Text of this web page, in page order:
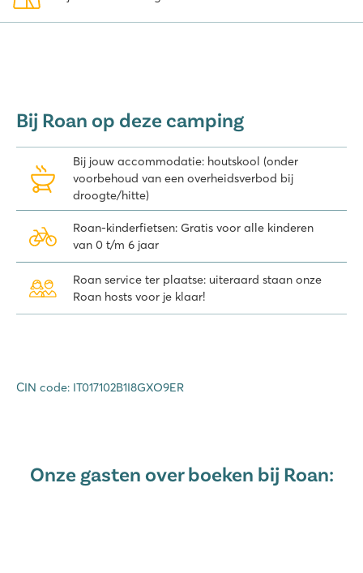
Bij Roan op deze camping
Bij jouw accommodatie: houtskool (onder
voorbehoud van een overheidsverbod bij
droogte/hitte)
Roan-kinderfietsen: Gratis voor alle kinderen
van 0 t/m 6 jaar
Roan service ter plaatse: uiteraard staan onze
Roan hosts voor je klaar!
CIN code: IT017102B1I8GXO9ER
Onze gasten over boeken bij Roan: